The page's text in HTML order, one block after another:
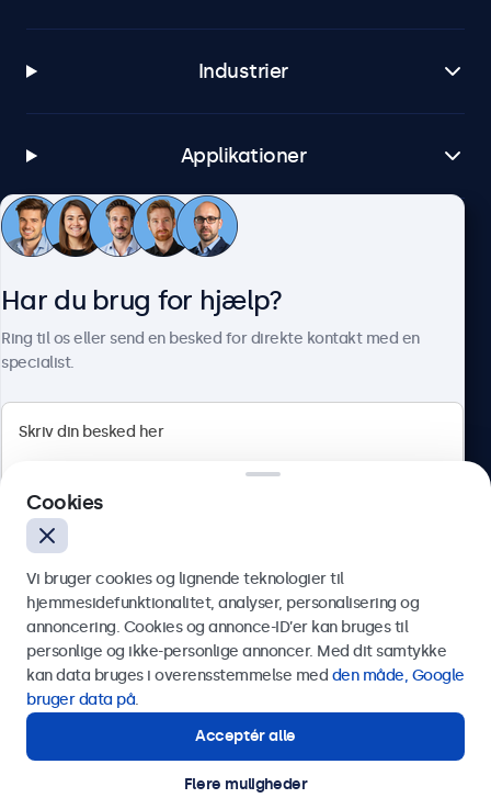
Industrier
Applikationer
Kundeservice
Herstedøstervej 27-29, unit A, 2620 Albertslund, Danmark
Dansk
© 2026 Beetronics
Har du brug for hjælp?
Ring til os eller send en besked for direkte kontakt med en
specialist.
Send
Eller ring til os på
Kontakt vores specialister.
Cookies
Vi bruger cookies og lignende teknologier til
hjemmesidefunktionalitet, analyser, personalisering og
annoncering. Cookies og annonce-ID’er kan bruges til
personlige og ikke-personlige annoncer. Med dit samtykke
kan data bruges i overensstemmelse med den måde, Google
bruger data på.
Acceptér alle
Flere muligheder